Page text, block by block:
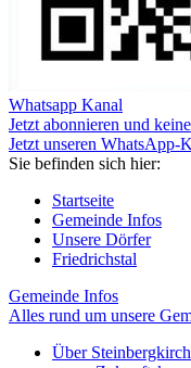
Whatsapp Kanal
Jetzt abonnieren und
Jetzt unseren WhatsApp-
Sie befinden sich hier:
Startseite
Gemeinde Infos
Unsere Dörfer
Friedrichstal
Gemeinde Infos
Alles rund um unsere
Über